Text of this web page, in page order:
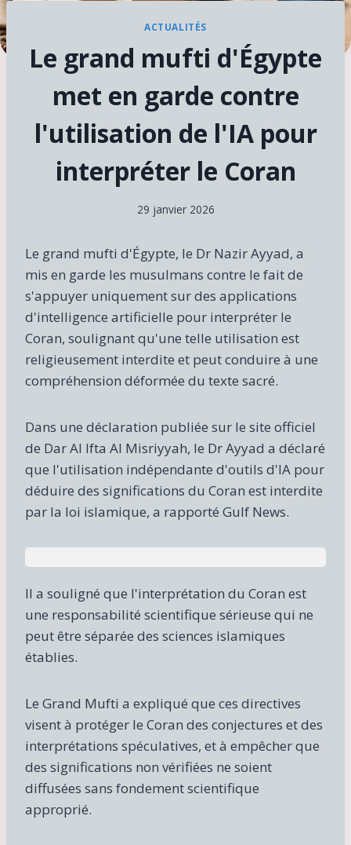
ACTUALITÉS
Le grand mufti d'Égypte
met en garde contre
l'utilisation de l'IA pour
interpréter le Coran
29 janvier 2026
Le grand mufti d'Égypte, le Dr Nazir Ayyad, a
mis en garde les musulmans contre le fait de
s'appuyer uniquement sur des applications
d'intelligence artificielle pour interpréter le
Coran, soulignant qu'une telle utilisation est
religieusement interdite et peut conduire à une
compréhension déformée du texte sacré.
Dans une déclaration publiée sur le site officiel
de Dar Al Ifta Al Misriyyah, le Dr Ayyad a déclaré
que l'utilisation indépendante d'outils d'IA pour
déduire des significations du Coran est interdite
par la loi islamique, a rapporté Gulf News.
Il a souligné que l'interprétation du Coran est
une responsabilité scientifique sérieuse qui ne
peut être séparée des sciences islamiques
établies.
Le Grand Mufti a expliqué que ces directives
visent à protéger le Coran des conjectures et des
interprétations spéculatives, et à empêcher que
des significations non vérifiées ne soient
diffusées sans fondement scientifique
approprié.